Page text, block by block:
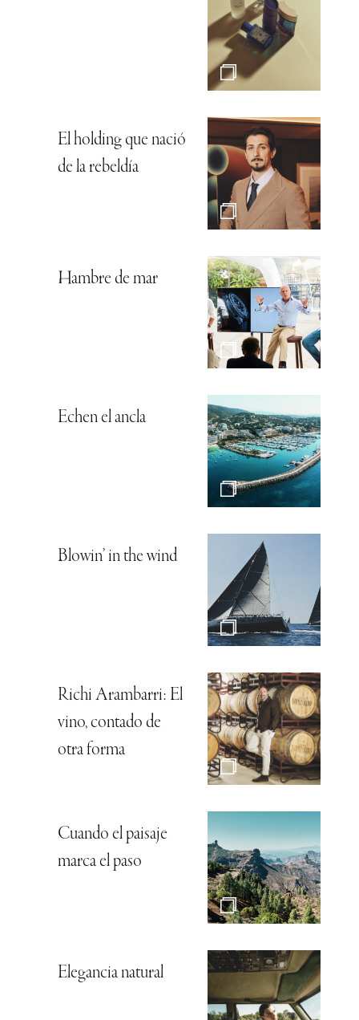
El holding que nació
de la rebeldía
Hambre de mar
Echen el ancla
Blowin’ in the wind
Richi Arambarri: El
vino, contado de
otra forma
Cuando el paisaje
marca el paso
Elegancia natural